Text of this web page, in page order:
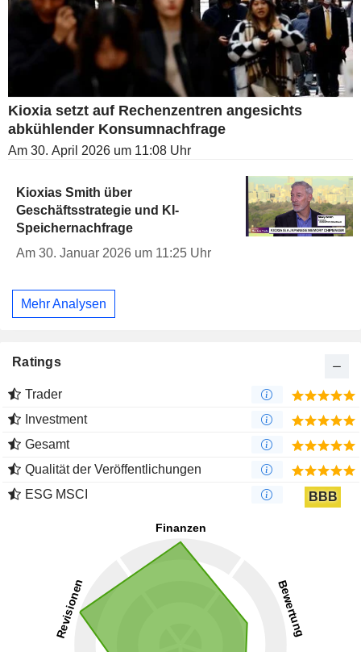
Kioxia setzt auf Rechenzentren angesichts
abkühlender Konsumnachfrage
Am 30. April 2026 um 11:08 Uhr
Kioxias Smith über
Geschäftsstrategie und KI-
Speichernachfrage
Am 30. Januar 2026 um 11:25 Uhr
Mehr Analysen
Ratings
Trader
Investment
Gesamt
Qualität der Veröffentlichungen
ESG MSCI
BBB